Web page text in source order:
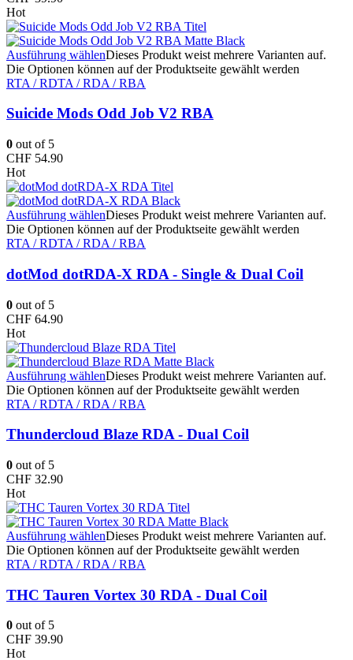
Hot
Ausführung wählenDieses Produkt weist mehrere Varianten auf.
Die Optionen können auf der Produktseite gewählt werden
RTA / RDTA / RDA / RBA
Suicide Mods Odd Job V2 RBA
0 out of 5
CHF 54.90
Hot
Ausführung wählenDieses Produkt weist mehrere Varianten auf.
Die Optionen können auf der Produktseite gewählt werden
RTA / RDTA / RDA / RBA
dotMod dotRDA-X RDA - Single & Dual Coil
0 out of 5
CHF 64.90
Hot
Ausführung wählenDieses Produkt weist mehrere Varianten auf.
Die Optionen können auf der Produktseite gewählt werden
RTA / RDTA / RDA / RBA
Thundercloud Blaze RDA - Dual Coil
0 out of 5
CHF 32.90
Hot
Ausführung wählenDieses Produkt weist mehrere Varianten auf.
Die Optionen können auf der Produktseite gewählt werden
RTA / RDTA / RDA / RBA
THC Tauren Vortex 30 RDA - Dual Coil
0 out of 5
CHF 39.90
Hot